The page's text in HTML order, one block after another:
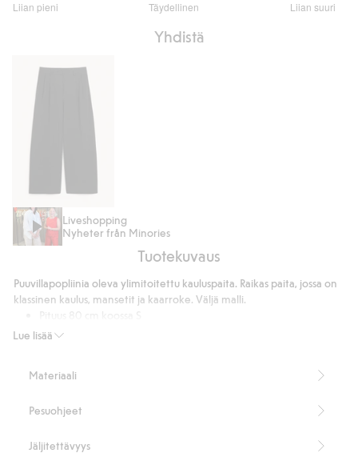
Liian pieni Täydellinen Liian suuri
/
Yhdistä
PuvunhousutLiveshopping
Nyheter från Minories
Tuotekuvaus
Lue lisää
Puuvillapopliinia oleva ylimitoitettu kauluspaita. Raikas paita, jossa on
klassinen kaulus, mansetit ja kaarroke. Väljä malli.
Tuotenumero
Materiaali
Pesuohjeet
Jäljitettävyys